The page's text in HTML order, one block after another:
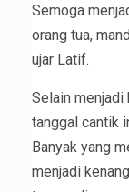
Semoga
orang tua,
ujar Latif.
Selain menjadi
tanggal cantik
Banyak yang
menjadi